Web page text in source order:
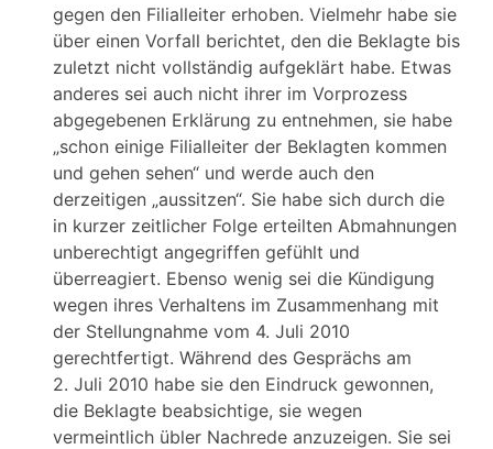
gegen den Filialleiter erhoben. Vielmehr habe sie
über einen Vorfall berichtet, den die Beklagte bis
zuletzt nicht vollständig aufgeklärt habe. Etwas
anderes sei auch nicht ihrer im Vorprozess
abgegebenen Erklärung zu entnehmen, sie habe
„schon einige Filialleiter der Beklagten kommen
und gehen sehen“ und werde auch den
derzeitigen „aussitzen“. Sie habe sich durch die
in kurzer zeitlicher Folge erteilten Abmahnungen
unberechtigt angegriffen gefühlt und
überreagiert. Ebenso wenig sei die Kündigung
wegen ihres Verhaltens im Zusammenhang mit
der Stellungnahme vom 4. Juli 2010
gerechtfertigt. Während des Gesprächs am
2. Juli 2010 habe sie den Eindruck gewonnen,
die Beklagte beabsichtige, sie wegen
vermeintlich übler Nachrede anzuzeigen. Sie sei